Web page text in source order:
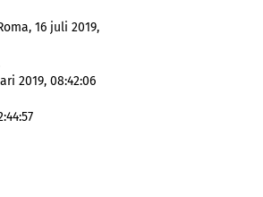
16 juli 2019,
2019, 08:42:06